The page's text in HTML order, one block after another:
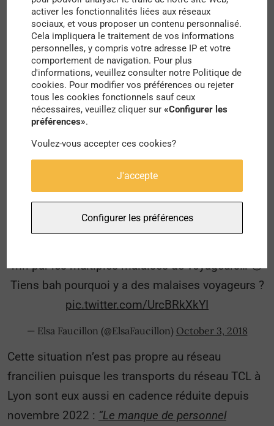
plus de jours de repos aussi facilement qu’avant,
on limite les arrêts-maladies et surtout on
démotive”comme l’attesteÉric Pelan
conducteur du RER B et représentant syndical
Unsa-Ratp. Par conséquent, l’offre de transport se
fait moins qualitative et la fréquence de passage
moins importante qu’elle ne le pourrait
attestent les panneaux d’affichages signalant les
perturbations sur les lignes, les wagons bondés
Un matin comme les autres sur la
mn par les multiples malaises de voyageurs… 😡
Tiens bah pourquoi y a des malaises voyageurs ?
pic.twitter.com/UrcBRkXkYI
— Elsa Faucillon (@ElsaFaucillon) October 3, 2018
Cette situation n’est pas propre au réseau
francilien puisque les transports du réseau TCL à
Lyon sont eux aussi en cadence réduite depuis
novembre 2022 : “Le manque de personnel
activer les fonctionnalités liées aux réseaux
sociaux, et vous proposer un contenu personnalisé.
Cela impliquera le traitement de vos informations
personnelles, y compris votre adresse IP et votre
comportement de navigation. Pour plus
d'informations, veuillez consulter notre Politique de
cookies. Pour modifier vos préférences ou rejeter
tous les cookies fonctionnels sauf ceux
nécessaires, veuillez cliquer sur«Configurer les
préférences».
Voulez-vous accepter ces cookies?
J'accepte
Configurer les préférences